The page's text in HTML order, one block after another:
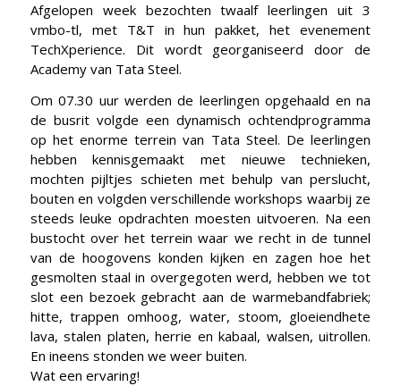
Afgelopen week bezochten twaalf leerlingen uit 3
vmbo-tl, met T&T in hun pakket, het evenement
TechXperience. Dit wordt georganiseerd door de
Academy van Tata Steel.
Om 07.30 uur werden de leerlingen opgehaald en na
de busrit volgde een dynamisch ochtendprogramma
op het enorme terrein van Tata Steel. De leerlingen
hebben kennisgemaakt met nieuwe technieken,
mochten pijltjes schieten met behulp van perslucht,
bouten en volgden verschillende workshops waarbij ze
steeds leuke opdrachten moesten uitvoeren. Na een
bustocht over het terrein waar we recht in de tunnel
van de hoogovens konden kijken en zagen hoe het
gesmolten staal in overgegoten werd, hebben we tot
slot een bezoek gebracht aan de warmebandfabriek;
hitte, trappen omhoog, water, stoom, gloeiendhete
lava, stalen platen, herrie en kabaal, walsen, uitrollen.
En ineens stonden we weer buiten.
Wat een ervaring!